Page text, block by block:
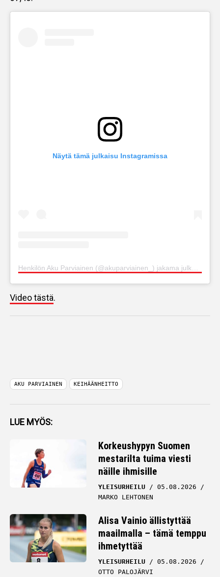
Näytä tämä julkaisu Instagramissa
Video tästä.
AKU PARVIAINEN KEIHÄÄNHEITTO
LUE MYÖS:
Korkeushypyn Suomen
mestarilta tuima viesti
näille ihmisille
YLEISURHEILU
05.08.2026
MARKO LEHTONEN
Alisa Vainio ällistyttää
maailmalla – tämä temppu
ihmetyttää
YLEISURHEILU
05.08.2026
OTTO PALOJÄRVI